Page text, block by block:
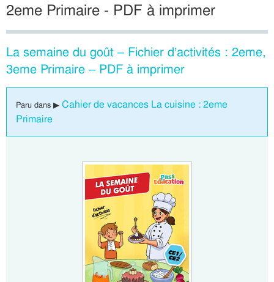
2eme Primaire - PDF à imprimer
La semaine du goût – Fichier d’activités : 2eme,
3eme Primaire – PDF à imprimer
Paru dans ▶ Cahier de vacances La cuisine : 2eme
Primaire